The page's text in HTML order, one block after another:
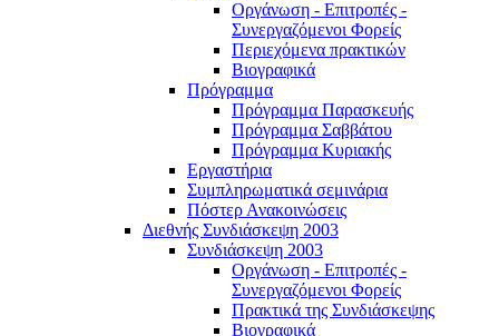
Οργάνωση - Επιτροπές -
Συνεργαζόμενοι Φορείς
Περιεχόμενα πρακτικών
Βιογραφικά
Πρόγραμμα
Πρόγραμμα Παρασκευής
Πρόγραμμα Σαββάτου
Πρόγραμμα Κυριακής
Εργαστήρια
Συμπληρωματικά σεμινάρια
Πόστερ Ανακοινώσεις
Διεθνής Συνδιάσκεψη 2003
Συνδιάσκεψη 2003
Οργάνωση - Επιτροπές -
Συνεργαζόμενοι Φορείς
Πρακτικά της Συνδιάσκεψης
Βιογραφικά